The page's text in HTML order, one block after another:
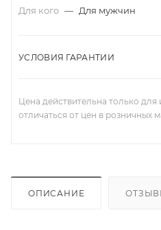
Для кого — Для мужчин
УСЛОВИЯ ГАРАНТИИ
Цена действительна только
отличаться от цен в розничных
ОПИСАНИЕ